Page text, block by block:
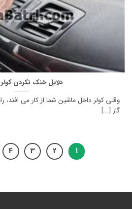
دلایل خنک نکردن
وقتی کولر داخل ماشین شما از کار می
گاز [...]
1
2
3
4